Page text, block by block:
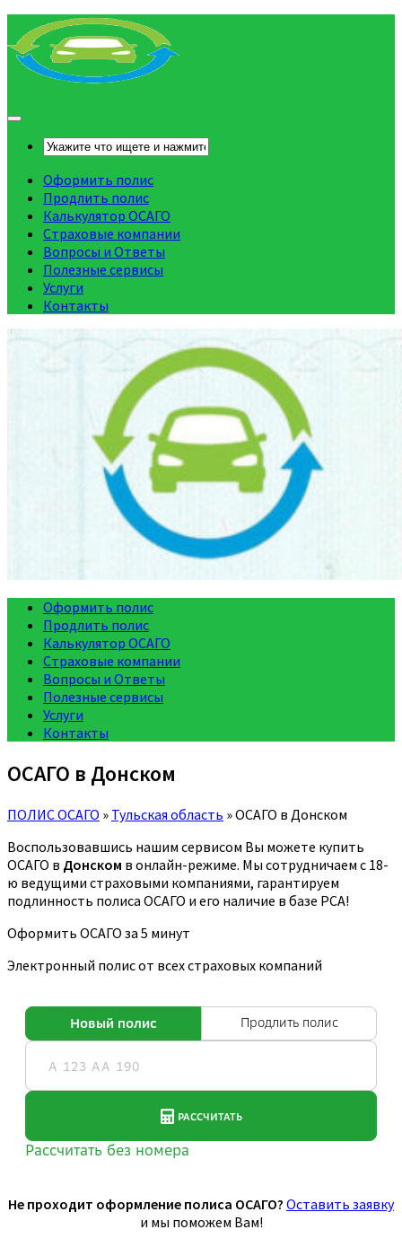
Оформить полис
Продлить полис
Калькулятор ОСАГО
Страховые компании
Вопросы и Ответы
Полезные сервисы
Услуги
Контакты
Оформить полис
Продлить полис
Калькулятор ОСАГО
Страховые компании
Вопросы и Ответы
Полезные сервисы
Услуги
Контакты
ОСАГО в Донском
ПОЛИС ОСАГО » Тульская область »ОСАГО в Донском
Воспользовавшись нашим сервисом Вы можете купить
ОСАГО в Донском в онлайн-режиме. Мы сотрудничаем с 18-
ю ведущими страховыми компаниями, гарантируем
подлинность полиса ОСАГО и его наличие в базе РСА!
Оформить ОСАГО за 5 минут
Электронный полис от всех страховых компаний
Не проходит оформление полиса ОСАГО? Оставить заявку
и мы поможем Вам!